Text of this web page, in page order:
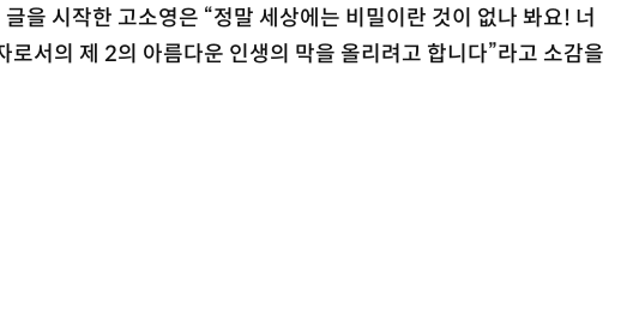
을 시작한 고소영은 “정말 세상에는 비밀이란 것이 없나 봐요! 너
로서의 제 2의 아름다운 인생의 막을 올리려고 합니다”라고 소감을